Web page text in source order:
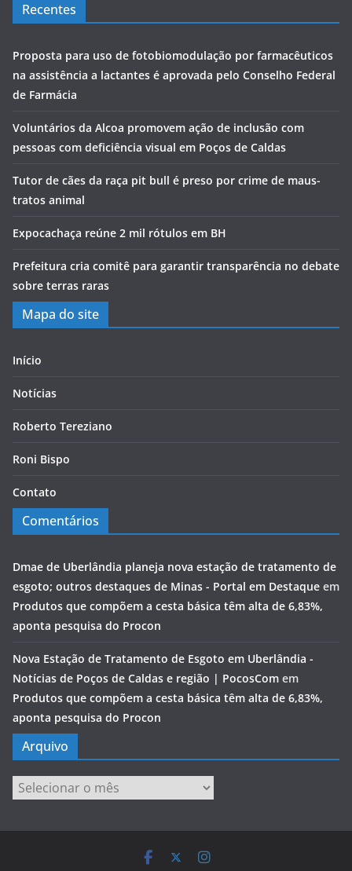
Recentes
Proposta para uso de fotobiomodulação por farmacêuticos
na assistência a lactantes é aprovada pelo Conselho Federal
de Farmácia
Voluntários da Alcoa promovem ação de inclusão com
pessoas com deficiência visual em Poços de Caldas
Tutor de cães da raça pit bull é preso por crime de maus-
tratos animal
Expocachaça reúne 2 mil rótulos em BH
Prefeitura cria comitê para garantir transparência no debate
sobre terras raras
Mapa do site
Início
Notícias
Roberto Tereziano
Roni Bispo
Contato
Comentários
Dmae de Uberlândia planeja nova estação de tratamento de
esgoto; outros destaques de Minas - Portal em Destaque em
Produtos que compõem a cesta básica têm alta de 6,83%,
aponta pesquisa do Procon
Nova Estação de Tratamento de Esgoto em Uberlândia -
Notícias de Poços de Caldas e região | PocosCom em
Produtos que compõem a cesta básica têm alta de 6,83%,
aponta pesquisa do Procon
Arquivo
Arquivo